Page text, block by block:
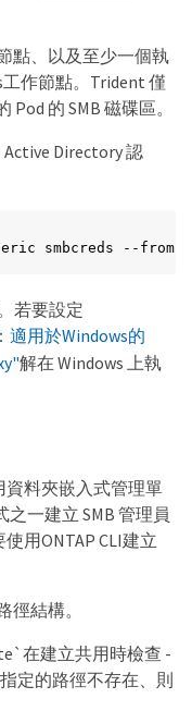
點、以及至少一個執
工作節點。Trident 僅
的 SMB 磁碟區。
Directory 認
smbcreds --
若要設定
適用於Windows的
解在 Windows 上執
資料夾嵌入式管理單
之一建立 SMB 管理員
使用ONTAP CLI建立
結構。
在建立共用時檢查 -
定的路徑不存在、則